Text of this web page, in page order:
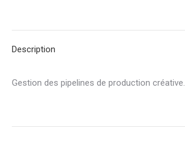
Description
Gestion des pipelines de production créative.